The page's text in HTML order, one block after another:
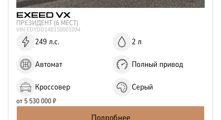
EXEED VX
ПРЕЗИДЕНТ (6 МЕСТ)
VIN EDYDD14B1S0001094
249 л.с. 2 л
Автомат Полный привод
Кроссовер Серый
от 5 530 000₽